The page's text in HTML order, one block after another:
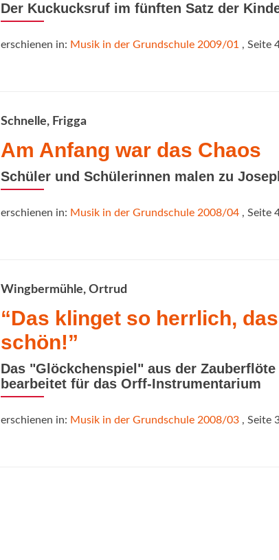
Der Kuckucksruf im fünften Satz der
erschienen in: Musik in der Grundschule 2009/01 , Seite
Schnelle, Frigga
Am Anfang war das Chaos
Schüler und Schülerinnen malen zu
erschienen in: Musik in der Grundschule 2008/04 , Seite
Wingbermühle, Ortrud
“Das klinget so herrlich,
schön!”
Das "Glöckchenspiel" aus der Zauberflöte
bearbeitet für das Orff-Instrumentarium
erschienen in: Musik in der Grundschule 2008/03 , Seite